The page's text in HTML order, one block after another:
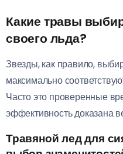
Какие травы
своего льда?
Звезды, как правило,
максимально
Часто это проверенные
эффективность доказана
Травяной лед для